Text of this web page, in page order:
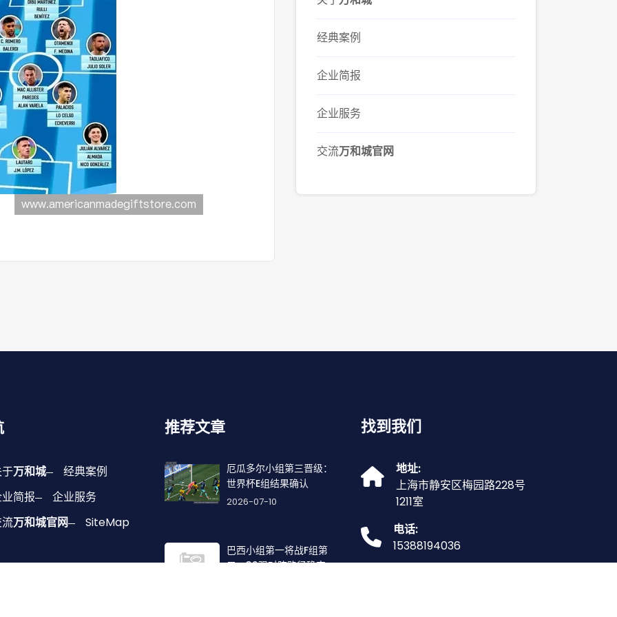
经典案例
企业简报
企业服务
交流万和城官网
万和城
经典案例
简报
企业服务
万和城官网 SiteMap
推荐文章
厄瓜多尔小组第三晋级：
世界杯E组结果确认
2026-07-10
巴西小组第一将战F组第
二，32强对阵路径确定
找到我们
地址:
上海市静安区梅园路228号
1211室
电话:
15388194036